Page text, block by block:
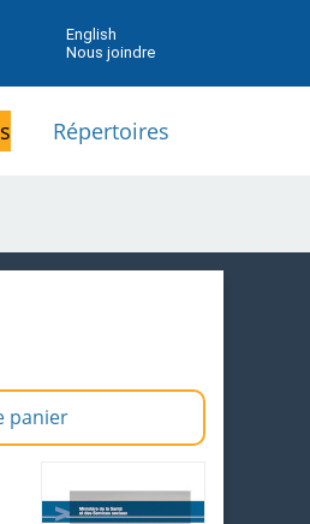
English
Nous joindre
Répertoires
panier